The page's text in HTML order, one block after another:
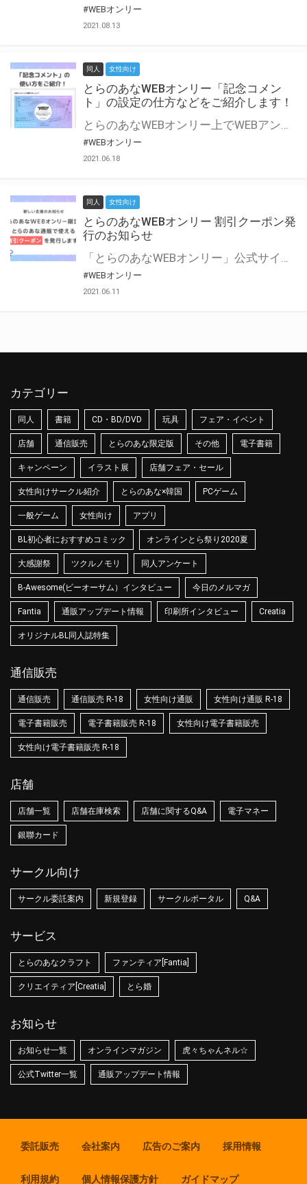
#WEBオンリー
2021.08.13
同人 女性向け
とらのあなWEBオンリー「記念コメン
ト」の設定の仕方などをご紹介します！
とらのあなWEBオンリー上でWEBアンソロジーが作成できる「記念コメント」について、その使い方や作成手順を解説します！ 支援タイプを「サークル参加型」「サークル参加型・マルシェ(イベント会場)機能付き」でお申し込みいただいている主催者様はぜひご活用ください♪ とらのあなWEBオンリーサイトはこちら
#WEBオンリー
2021.06.18
同人 女性向け
とらのあなWEBオンリー 割引クーポン発
行のお知らせ
「とらのあなWEBオンリー」公式サイトでとらのあな通販の「割引クーポン」を配布中！ イベントごとに開催当日限定で使える割引クーポンのシリアルコードを発行します。 とらのあなWEBオンリーのページをチェックして、イベント当日にお得にお買い物を楽しみましょう♪ ※本キャンペーンは予告なく終了する場合がございます。 とらのあなWEBオンリーサイトはこちら
#WEBオンリー
2021.06.11
カテゴリー
同人 書籍 CD・BD/DVD 玩具 フェア・イベント
店舗 通信販売 とらのあな限定版 その他 電子書籍
キャンペーン イラスト展 店舗フェア・セール
女性向けサークル紹介 とらのあな×韓国 PCゲーム
一般ゲーム 女性向け アプリ
BL初心者におすすめコミック オンラインとら祭り2020夏
大感謝祭 ツクルノモリ 同人アンケート
B-Awesome(ビーオーサム）インタビュー 今日のメルマガ
Fantia 通販アップデート情報 印刷所インタビュー Creatia
オリジナルBL同人誌特集
通信販売
通信販売 通信販売 R-18 女性向け通販 女性向け通販 R-18
電子書籍販売 電子書籍販売 R-18 女性向け電子書籍販売
女性向け電子書籍販売 R-18
店舗
店舗一覧 店舗在庫検索 店舗に関するQ&A 電子マネー
銀聯カード
サークル向け
サークル委託案内 新規登録 サークルポータル Q&A
サービス
とらのあなクラフト ファンティア[Fantia]
クリエイティア[Creatia] とら婚
お知らせ
お知らせ一覧 オンラインマガジン 虎々ちゃんネル☆
公式Twitter一覧 通販アップデート情報
委託販売 会社案内 広告のご案内 採用情報
利用規約 個人情報保護方針 ガイドマップ